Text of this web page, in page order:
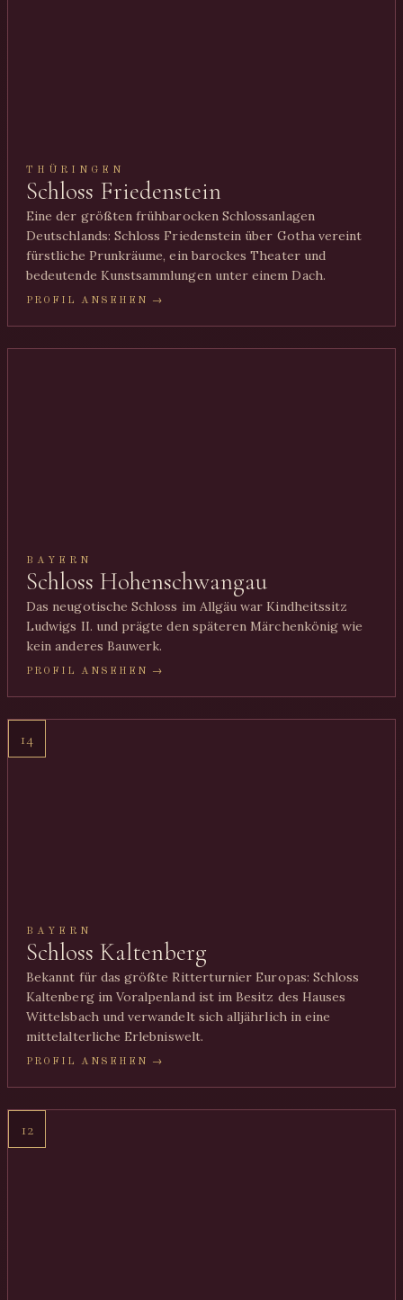
THÜRINGEN
Schloss Friedenstein
Eine der größten frühbarocken Schlossanlagen
Deutschlands: Schloss Friedenstein über Gotha vereint
fürstliche Prunkräume, ein barockes Theater und
bedeutende Kunstsammlungen unter einem Dach.
PROFIL ANSEHEN →
BAYERN
Schloss Hohenschwangau
Das neugotische Schloss im Allgäu war Kindheitssitz
Ludwigs II. und prägte den späteren Märchenkönig wie
kein anderes Bauwerk.
PROFIL ANSEHEN →
14
BAYERN
Schloss Kaltenberg
Bekannt für das größte Ritterturnier Europas: Schloss
Kaltenberg im Voralpenland ist im Besitz des Hauses
Wittelsbach und verwandelt sich alljährlich in eine
mittelalterliche Erlebniswelt.
PROFIL ANSEHEN →
12